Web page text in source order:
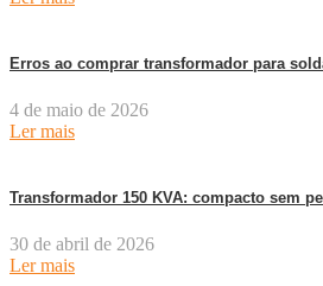
Erros ao comprar transformador para
4 de maio de 2026
Ler mais
Transformador 150 KVA: compacto sem
30 de abril de 2026
Ler mais